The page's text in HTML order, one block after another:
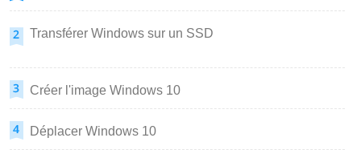
Transférer Windows sur un SSD
Créer l'image Windows 10
Déplacer Windows 10